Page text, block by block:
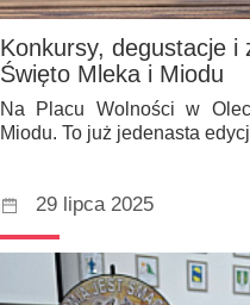
Konkursy, degustacje i
Święto Mleka i Miodu
Na Placu Wolności w
Miodu. To już jedenasta
29 lipca 2025